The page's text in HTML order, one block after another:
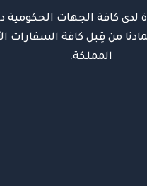
لدى كافة الجهات الحكومية
من قِبل كافة السفارات
المملكة.